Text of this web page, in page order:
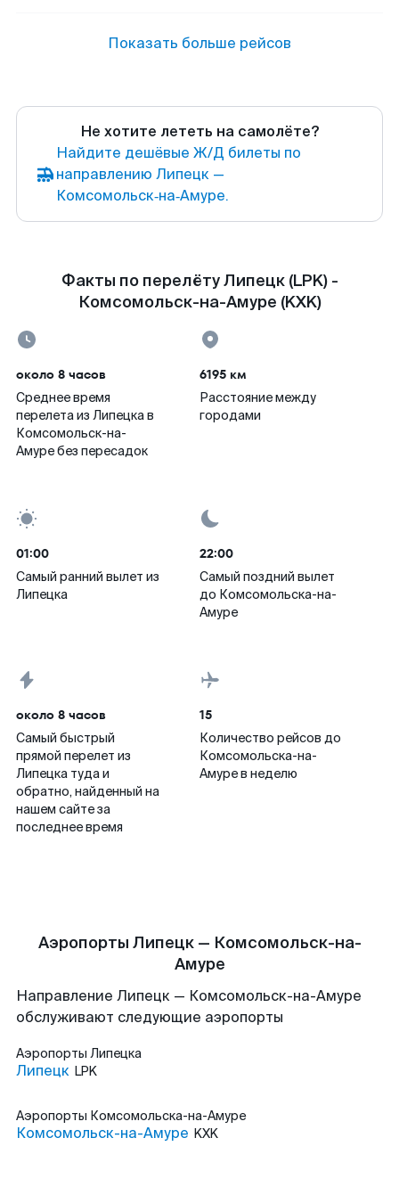
Показать больше рейсов
Не хотите лететь на самолёте?
Найдите дешёвые Ж/Д билеты по
направлению Липецк —
Комсомольск‑на‑Амуре.
Факты по перелёту Липецк (LPK) -
Комсомольск-на-Амуре (KXK)
около 8 часов
Среднее время
перелета из Липецка в
Комсомольск-на-
Амуре без пересадок
6195 км
Расстояние между
городами
01:00
Самый ранний вылет из
Липецка
22:00
Самый поздний вылет
до Комсомольска-на-
Амуре
около 8 часов
Самый быстрый
прямой перелет из
Липецка туда и
обратно, найденный на
нашем сайте за
последнее время
15
Количество рейсов до
Комсомольска-на-
Амуре в неделю
Аэропорты Липецк — Комсомольск-на-
Амуре
Направление Липецк — Комсомольск-на-Амуре
обслуживают следующие аэропорты
Аэропорты Липецка
Липецк LPK
Аэропорты Комсомольска-на-Амуре
Комсомольск-на-Амуре KXK